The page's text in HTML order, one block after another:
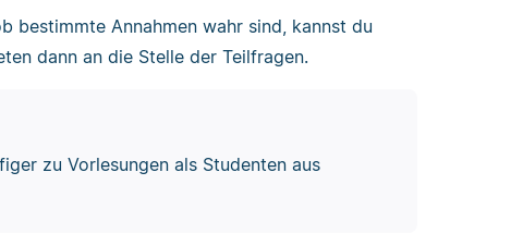
bestimmte Annahmen wahr sind, kannst du
dann an die Stelle der Teilfragen.
zu Vorlesungen als Studenten aus